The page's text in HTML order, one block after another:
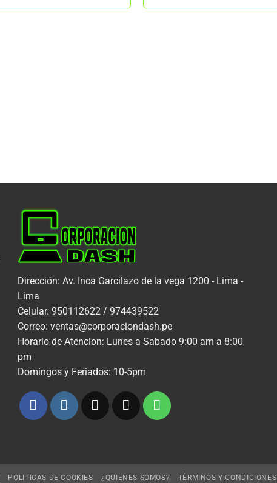
Dirección: Av. Inca Garcilazo de la vega 1200 - Lima -
Lima
Celular. 950112622 / 974439522
Correo: ventas@corporaciondash.pe
Horario de Atencion: Lunes a Sabado 9:00 am a 8:00
pm
Domingos y Feriados: 10-5pm
POLITICAS DE COOKIES ¿QUIENES SOMOS? TÉRMINOS Y CONDICIONES